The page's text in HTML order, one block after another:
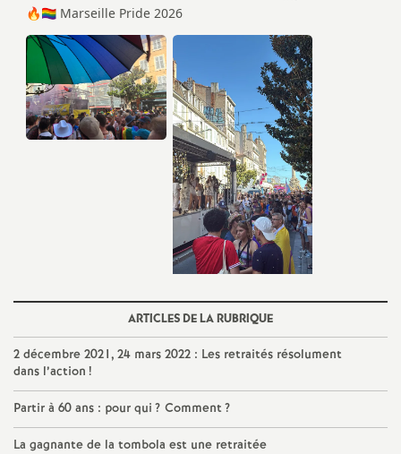
ARTICLES DE LA RUBRIQUE
2 décembre 2021, 24 mars 2022 : Les retraités résolument
dans l’action !
Partir à 60 ans : pour qui ? Comment?
La gagnante de la tombola est une retraitée